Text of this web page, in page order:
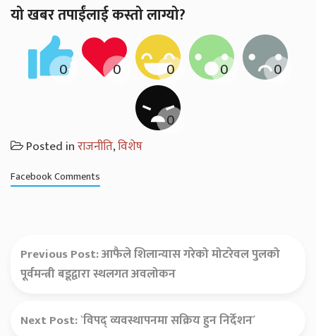
यो खबर तपाईंलाई कस्तो लाग्यो?
Posted inराजनीति,विशेष
Facebook Comments
Previous Post:आफैले शिलान्यास गरेको मोटरेवल पुलको
पूर्वमन्त्री बडूद्वारा स्थलगत अवलोकन
Next Post:`विपद् व्यवस्थापनमा सक्रिय हुन निर्देशन´